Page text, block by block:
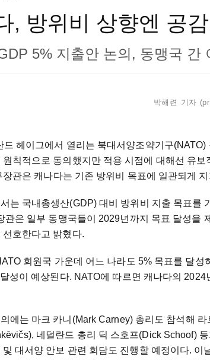
, 방위비 상향엔 공
5% 지출안 논의, 동맹국 간
박해련 기자
드 헤이그에서 열리는 북대서양조약기구
원칙적으로 동의했지만 적용 시점에 대해선 유
관은 캐나다는 기존 방위비 목표에 일관되게
는 국내총생산(GDP) 대비 방위비 지출 목표를
관은 일부 동맹국들이 2029년까지 목표 달성을
선호한다고 밝혔다.
회원국 가운데 어느 나라도 5% 목표를 달성
성이 예상된다. NATO에 따르면 캐나다의
에는 마크 카니(Mark Carney) 총리도 참석해
네덜란드 총리 딕 스호프(Dick Schoof)
대서양 안보 관련 회담도 진행할 예정이다. 이